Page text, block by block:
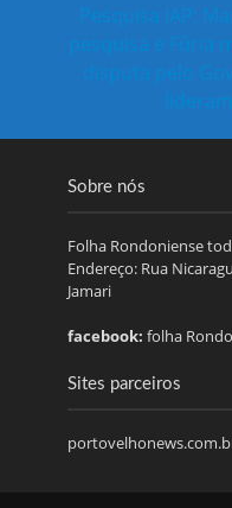
Pesquisa IAP:
pesquisa e Fúria
disputa pelo
Sobre nós
Folha Rondoniense
Endereço: Rua
Jamari
facebook: folha
Sites parceiros